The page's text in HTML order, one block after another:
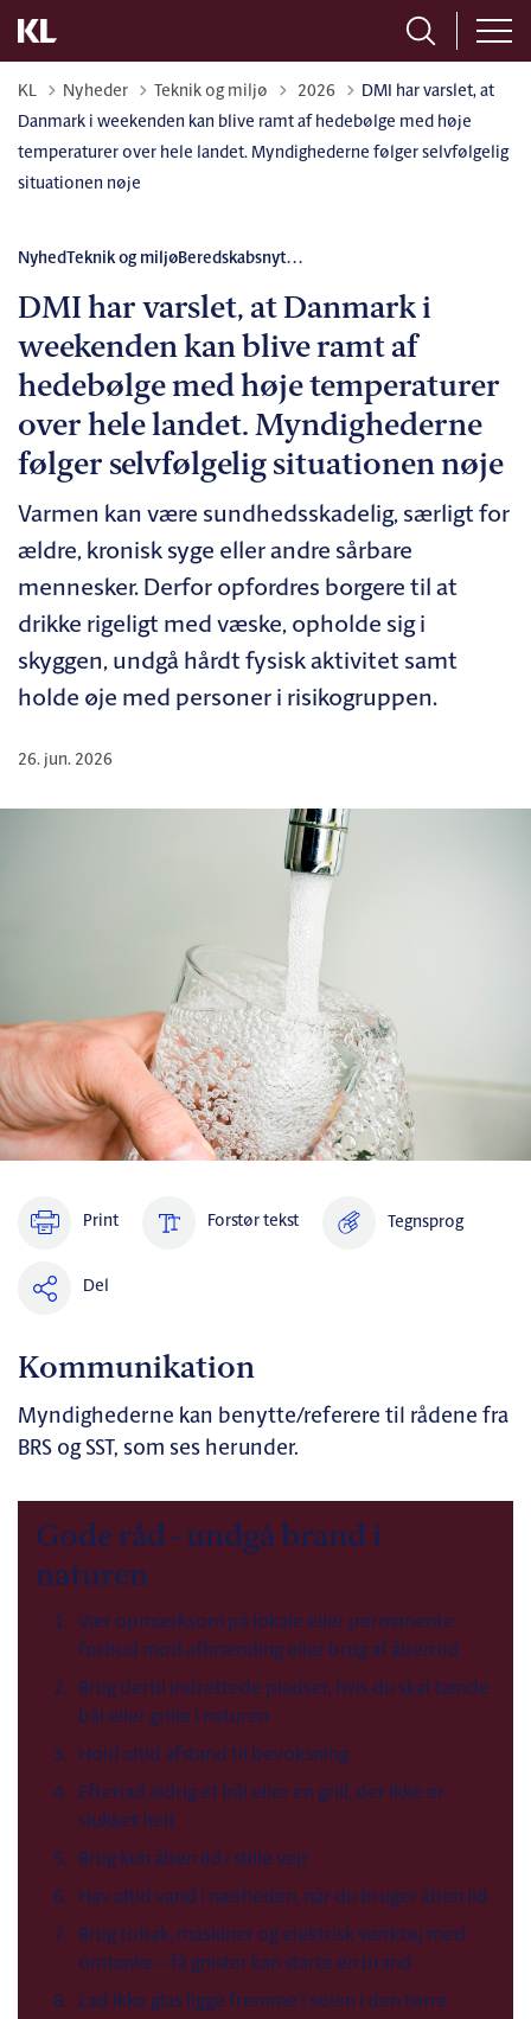
KL Nyheder Teknik og miljø Tilbage til
2026
DMI har varslet, at
Danmark i weekenden kan blive ramt af hedebølge med høje
temperaturer over hele landet. Myndighederne følger selvfølgelig
situationen nøje
NyhedTeknik og miljøBeredskabsnyt...
DMI har varslet, at Danmark i
weekenden kan blive ramt af
hedebølge med høje temperaturer
over hele landet. Myndighederne
følger selvfølgelig situationen nøje
Varmen kan være sundhedsskadelig, særligt for
ældre, kronisk syge eller andre sårbare
mennesker. Derfor opfordres borgere til at
drikke rigeligt med væske, opholde sig i
skyggen, undgå hårdt fysisk aktivitet samt
holde øje med personer i risikogruppen.
26. jun. 2026
Print Forstør tekst Tegnsprog
Del
Kommunikation
Myndighederne kan benytte/referere til rådene fra
BRS og SST, som ses herunder.
Gode råd - undgå brand i
naturen
Vær opmærksom på lokale eller permanente
forbud mod afbrænding eller brug af åben ild
Brug dertil indrettede pladser, hvis du skal tænde
bål eller grille i naturen
Hold altid afstand til bevoksning
Efterlad aldrig et bål eller en grill, der ikke er
slukket helt
Brug kun åben ild i stille vejr
Hav altid vand i nærheden, når du bruger åben ild
Brug tobak, maskiner og elektrisk værktøj med
omtanke – få gnister kan starte en brand
Lad ikke glas ligge fremme i solen i den tørre